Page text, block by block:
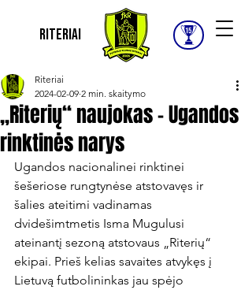
Riteriai
„Riterių“ naujokas – Ugandos
rinktinės narys
Riteriai
2024-02-09 2 min. skaitymo
Ugandos nacionalinei rinktinei
šešeriose rungtynėse atstovavęs ir
šalies ateitimi vadinamas
dvidešimtmetis Isma Mugulusi
ateinantį sezoną atstovaus „Riterių“
ekipai. Prieš kelias savaites atvykęs į
Lietuvą futbolininkas jau spėjo